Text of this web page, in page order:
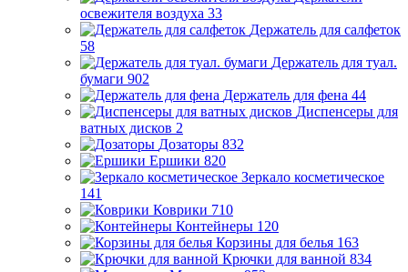
освежителя воздуха 33
Держатель для салфеток
58
Держатель для туал.
бумаги 902
Держатель для фена 44
Диспенсеры для
ватных дисков 2
Дозаторы 832
Ершики 820
Зеркало косметическое
141
Коврики 710
Контейнеры 120
Корзины для белья 163
Крючки для ванной 834